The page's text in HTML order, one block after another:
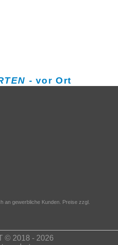
- vor Ort
an gewerbliche Kunden. Preise zzgl.
© 2018 - 2026